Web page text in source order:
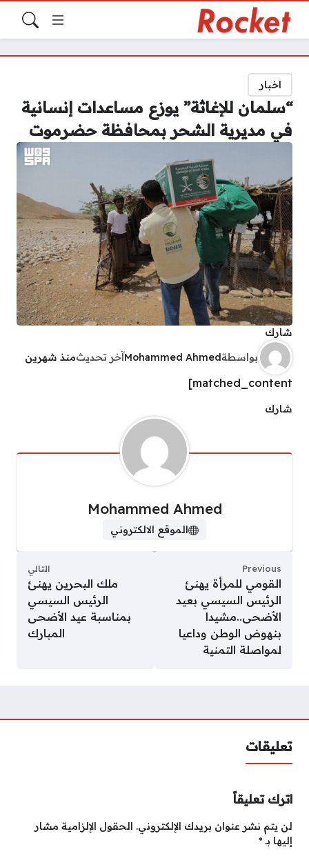
اخبار
“سلمان للإغاثة” يوزع مساعدات إنسانية
في مديرية الشحر بمحافظة حضرموت
شارك
بواسطةMohammed Ahmedآخر تحديثمنذ شهرين
matched_content]
شارك
Mohammed Ahmed
الموقع الالكتروني
Previous
القومي للمرأة يهنئ
الرئيس السيسي بعيد
الأضحى..مشيدا
بنهوض الوطن وداعيا
لمواصلة التمنية
التالي
ملك البحرين يهنئ
الرئيس السيسي
بمناسبة عيد الأضحى
المبارك
تعليقات
اترك تعليقاً
لن يتم نشر عنوان بريدك الإلكتروني.
الحقول الإلزامية مشار
إليها بـ*